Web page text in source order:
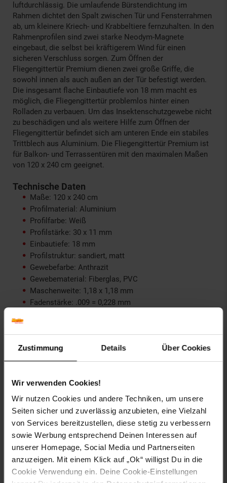
Zustimmung Details Über Cookies
Wir verwenden Cookies!
Wir nutzen Cookies und andere Techniken, um unsere
Seiten sicher und zuverlässig anzubieten, eine Vielzahl
von Services bereitzustellen, diese stetig zu verbessern
sowie Werbung entsprechend Deinen Interessen auf
unserer Homepage, Social Media und Partnerseiten
anzuzeigen. Mit einem Klick auf „Ok“ willigst Du in die
Cookie Verwendung ein. Deine Cookie-Einstellungen
luftdurchlässig. Die umlaufende Bürstendichtung im
Rahmen dichtet den Spalt zwischen Tür und Fensterrahmen
ab, um kleinere Kriech- und Krabbeltiere fernzuhalten. In den
Rahmenprofilen sind zwei starke Neodym-Magnete
eingebaut, die selbst bei kräftigerem Wind für einen
sicheren Verschluss sorgen. Zum Öffnen der
Fliegengittertür Premium dienen zwei große Griffe, die
sowohl innen als auch außen an der Tür befestigt werden.
Die insgesamt flache Einbautiefe von 18 mm macht es
möglich, die Fliegengittertür problemlos hinter einen
Rolladen zu verbauen. Um das Insektenschutzgewebe nicht
zu beschädigen und als weitere Hilfe zum Öffnen der
Fliegengittertür befindet sich am unteren Ende ein stabiles
Trittblech aus Aluminium. Die Fliegengittertür Premium ist
für Balkon- und Terrassentüren mit den maximalen Maßen
von 120 x 240 cm geeignet.
Technische Daten
Maße: 120 x 240 cm
Profilmaterial: Aluminium
Profilfarbe: Weiß
Profilstärke: 30 x 11 mm
Einbautiefe: 18 mm
Profilstruktur: sandiert, matt
Gewebefarbe: Anthrazit
Gewebematerial: Fiberglas, PVC
Maschenweite: 1,18 x 1,18 mm
Fadenstärke: .009 = 0,228 mm
Feuerbeständigkeit: selbstlöschend innerhalb 10
Sekunden nach Entfernen der Flammquelle
Lieferumfang
6 x Aluminium-Rahmenprofil
2 x Aluminium-Mittelsprossenprofil
1 x Aluminium-Stoßblech
2 x Mittelsprossen T-Verbinder
2 x Mittelsprossenverbinder
4 x Eckverbinder
4 x Eckverbinderkappen